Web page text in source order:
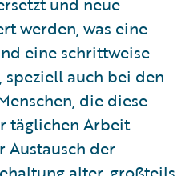
werden, was eine
eine schrittweise
auch bei den
die diese
täglichen Arbeit
Austausch der